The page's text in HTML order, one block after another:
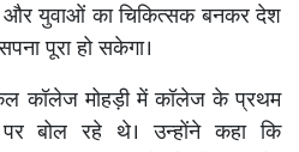
और युवाओं का चिकित्सक बनकर देश
पूरा हो सकेगा।
कॉलेज मोहड़ी में कॉलेज के प्रथम
बोल रहे थे। उन्होंने कहा कि